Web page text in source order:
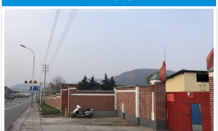
K2O.nSiOz。钾水玻
璃为硅酸钾......